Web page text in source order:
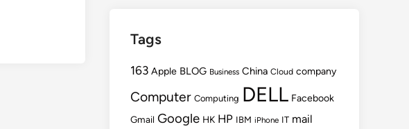
Tags
163 Apple BLOG Business China Cloud company
Computer Computing DELL Facebook
Gmail Google HK HP IBM iPhone IT mail